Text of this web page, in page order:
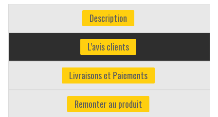
Description
L'avis clients
Livraisons et Paiements
Remonter au produit